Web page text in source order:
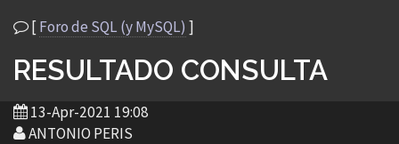
[Foro de SQL (y MySQL) ]
RESULTADO CONSULTA
13-Apr-2021 19:08
ANTONIO PERIS